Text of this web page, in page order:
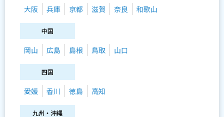
大阪 兵庫 京都 滋賀 奈良 和歌山
中国
岡山 広島 島根 鳥取 山口
四国
愛媛 香川 徳島 高知
九州・沖縄